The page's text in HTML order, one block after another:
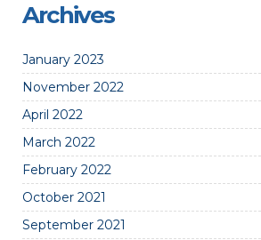
Archives
January 2023
November 2022
April 2022
March 2022
February 2022
October 2021
September 2021